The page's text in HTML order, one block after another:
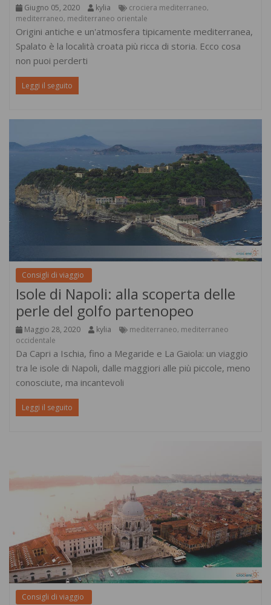
Giugno 05, 2020 kylia crociera mediterraneo,
mediterraneo, mediterraneo orientale
Origini antiche e un'atmosfera tipicamente mediterranea,
Spalato è la località croata più ricca di storia. Ecco cosa
non puoi perderti
Leggi il seguito
Consigli di viaggio
Isole di Napoli: alla scoperta delle
perle del golfo partenopeo
Maggio 28, 2020 kylia mediterraneo, mediterraneo
occidentale
Da Capri a Ischia, fino a Megaride e La Gaiola: un viaggio
tra le isole di Napoli, dalle maggiori alle più piccole, meno
conosciute, ma incantevoli
Leggi il seguito
Consigli di viaggio